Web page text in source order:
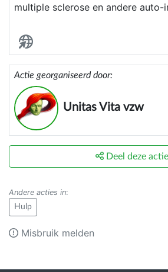
multiple sclerose en andere auto-
door sensibilisering,
stimuleren van wetenschappelijk
organisatie bouwt bruggen
en samenleving en werkt aan
begrip en hoop voor iedereen die
onzichtbare aandoeningen wordt
Actie georganiseerd door:
Unitas Vita vzw
Deel deze actie
Andere acties in:
Hulp
Misbruik melden